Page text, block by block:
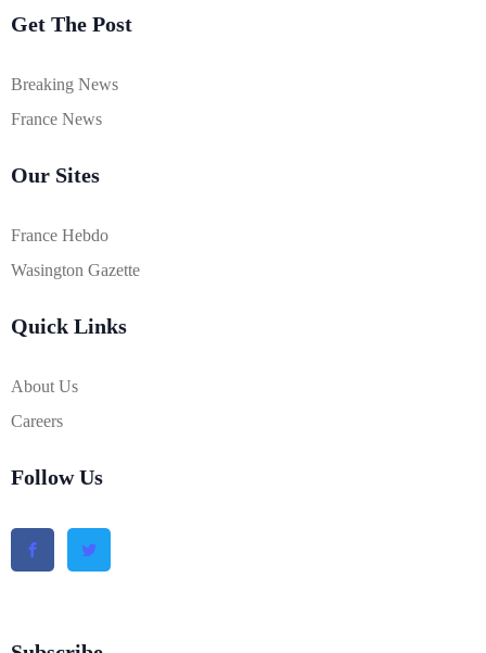
Get The Post
Breaking News
France News
Our Sites
France Hebdo
Wasington Gazette
Quick Links
About Us
Careers
Follow Us